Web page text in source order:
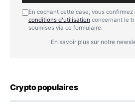
En cochant cette case, vous
conditions d'utilisation concernant le
soumises via ce formulaire.
En savoir plus sur notre
Crypto populaires